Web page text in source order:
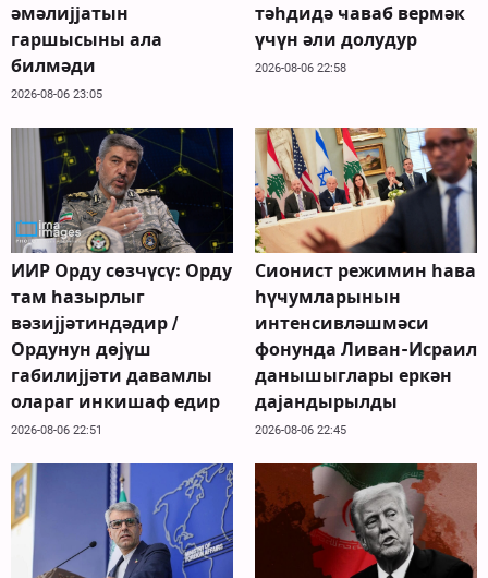
әмәлијјатын
гаршысыны ала
билмәди
2026-08-06 23:05
тәһдидә ҹаваб вермәк
үчүн әли долудур
2026-08-06 22:58
ИИР Орду сөзчүсү: Орду
там һазырлыг
вәзијјәтиндәдир /
Ордунун дөјүш
габилијјәти давамлы
олараг инкишаф едир
2026-08-06 22:51
Сионист режимин һава
һүҹумларынын
интенсивләшмәси
фонунда Ливан-Исраил
данышыглары еркән
дајандырылды
2026-08-06 22:45